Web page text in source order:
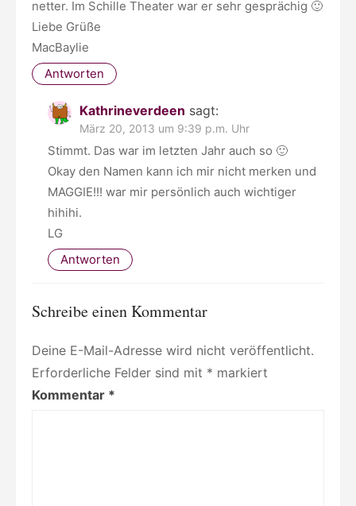
netter. Im Schille Theater war er sehr gesprächig 🙂
Liebe Grüße
MacBaylie
Antworten
Kathrineverdeen sagt:
März 20, 2013 um 9:39 p.m. Uhr
Stimmt. Das war im letzten Jahr auch so 🙂
Okay den Namen kann ich mir nicht merken und
MAGGIE!!! war mir persönlich auch wichtiger
hihihi.
LG
Antworten
Schreibe einen Kommentar
Deine E-Mail-Adresse wird nicht veröffentlicht.
Erforderliche Felder sind mit * markiert
Kommentar *